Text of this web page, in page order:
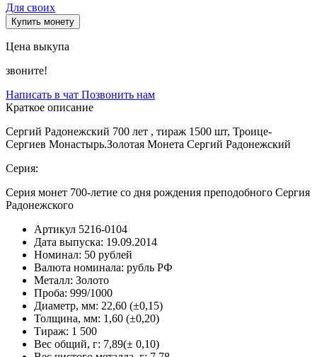
Для своих
Купить монету
Цена выкупа
звоните!
Написать в чат Позвонить нам
Краткое описание
Сергий Радонежский 700 лет , тираж 1500 шт, Троице-
Сергиев Монастырь.Золотая Монета Сергий Радонежский
Серия:
Серия монет 700-летие со дня рождения преподобного Сергия
Радонежского
Артикул 5216-0104
Дата выпуска: 19.09.2014
Номинал: 50 рублей
Валюта номинала: рубль РФ
Металл: Золото
Проба: 999/1000
Диаметр, мм: 22,60 (±0,15)
Толщина, мм: 1,60 (±0,20)
Тираж: 1 500
Вес общий, г: 7,89(± 0,10)